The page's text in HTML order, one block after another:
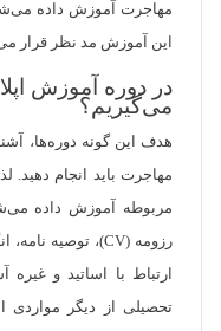
مهاجرت آموزش داده
این آموزش مد نظر قرار
در دوره آموزش
می‌گیریم؟
هدف این گونه دوره‌ها،
مهاجرت باید انجام دهید.
مربوطه آموزش داده
ارتباط با اساتید و
تحصیلی از دیگر مواردی